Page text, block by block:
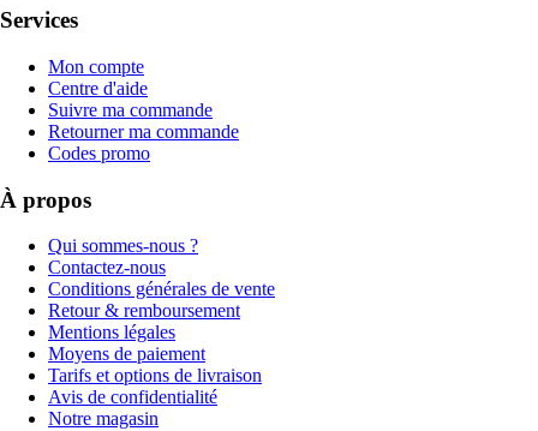
Services
Mon compte
Centre d'aide
Suivre ma commande
Retourner ma commande
Codes promo
À propos
Qui sommes-nous ?
Contactez-nous
Conditions générales de vente
Retour & remboursement
Mentions légales
Moyens de paiement
Tarifs et options de livraison
Avis de confidentialité
Notre magasin